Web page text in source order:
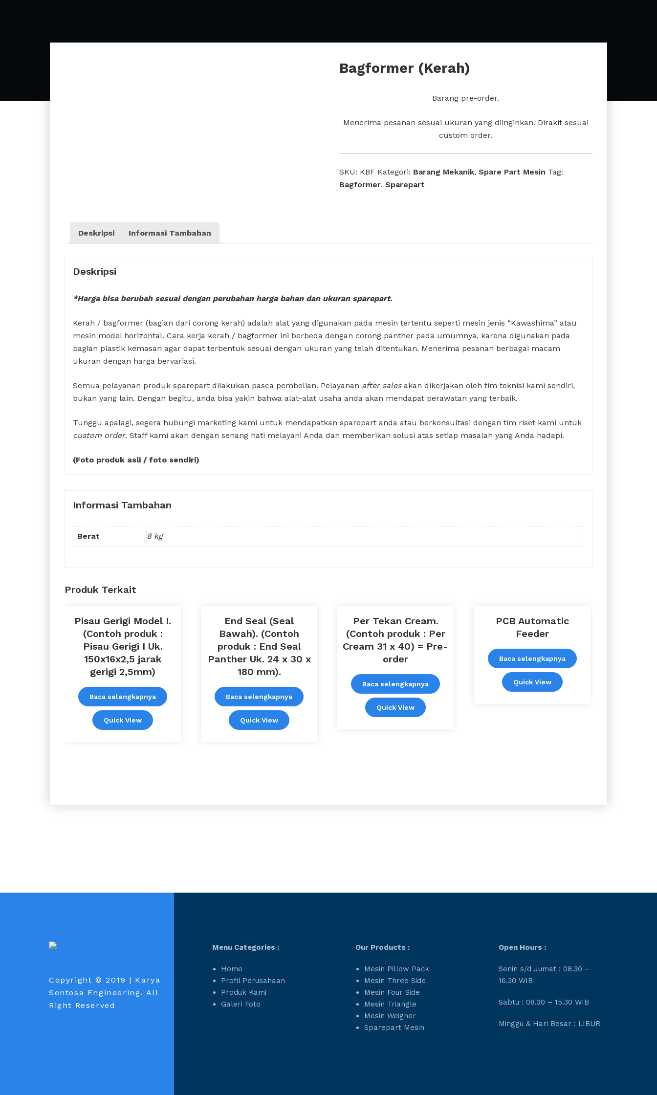
Bagformer (Kerah)
Barang pre-order.
Menerima pesanan sesuai ukuran yang diinginkan. Dirakit sesuai
custom order.
SKU: KBF Kategori: Barang Mekanik, Spare Part Mesin Tag:
Bagformer, Sparepart
Deskripsi Informasi Tambahan
Deskripsi
*Harga bisa berubah sesuai dengan perubahan harga bahan dan ukuran sparepart.
Kerah / bagformer (bagian dari corong kerah) adalah alat yang digunakan pada mesin tertentu seperti mesin jenis “Kawashima” atau
mesin model horizontal. Cara kerja kerah / bagformer ini berbeda dengan corong panther pada umumnya, karena digunakan pada
bagian plastik kemasan agar dapat terbentuk sesuai dengan ukuran yang telah ditentukan. Menerima pesanan berbagai macam
ukuran dengan harga bervariasi.
Semua pelayanan produk sparepart dilakukan pasca pembelian. Pelayanan after salesakan dikerjakan oleh tim teknisi kami sendiri,
bukan yang lain. Dengan begitu, anda bisa yakin bahwa alat-alat usaha anda akan mendapat perawatan yang terbaik.
Tunggu apalagi, segera hubungi marketing kami untuk mendapatkan sparepart anda atau berkonsultasi dengan tim riset kami untuk
custom order. Staff kami akan dengan senang hati melayani Anda dan memberikan solusi atas setiap masalah yang Anda hadapi.
(Foto produk asli / foto sendiri)
Informasi Tambahan
Berat 8 kg
Produk Terkait
Pisau Gerigi Model I.
(Contoh produk :
Pisau Gerigi I Uk.
150x16x2,5 jarak
gerigi 2,5mm)
Baca selengkapnya
Quick View
End Seal (Seal
Bawah). (Contoh
produk : End Seal
Panther Uk. 24 x 30 x
180 mm).
Baca selengkapnya
Quick View
Per Tekan Cream.
(Contoh produk : Per
Cream 31 x 40) = Pre-
order
Baca selengkapnya
Quick View
PCB Automatic
Feeder
Baca selengkapnya
Quick View
Sentosa
Engineering
Copyright © 2019 | Karya
Sentosa Engineering. All
Right Reserved
Menu Categories :
Home
Profil Perusahaan
Produk Kami
Galeri Foto
Our Products :
Mesin Pillow Pack
Mesin Three Side
Mesin Four Side
Mesin Triangle
Mesin Weigher
Sparepart Mesin
Open Hours :
Senin s/d Jumat : 08.30 –
16.30 WIB
Sabtu : 08.30 – 15.30 WIB
Minggu & Hari Besar : LIBUR